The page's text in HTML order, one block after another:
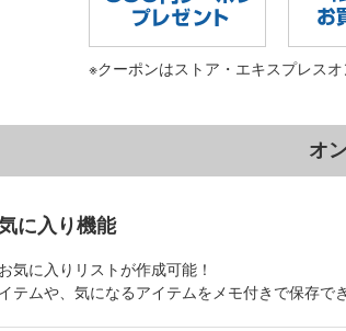
※クーポンはストア・エキスプレス
オ
に入り機能
気に入りリストが作成可能！
テムや、気になるアイテムをメモ付きで保存で